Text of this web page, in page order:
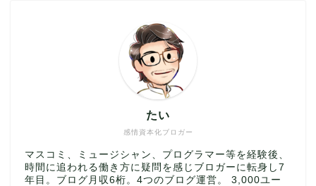
感情資本化ブロガー
たい
マスコミ、ミュージシャン、プログラマー等を経験後、
時間に追われる働き方に疑問を感じブロガーに転身し7
年目。ブログ月収6桁。4つのブログ運営。 3,000ユー